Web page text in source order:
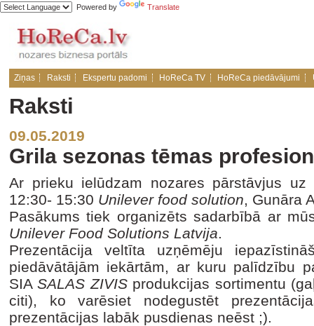
Powered by Translate
Ziņas Raksti Ekspertu padomi HoReCa TV HoReCa piedāvājumi
Raksti
09.05.2019
Grila sezonas tēmas
Ar prieku ielūdzam nozares pārstāvjus
12:30- 15:30 Unilever food solution, Gunāra
Pasākums tiek organizēts sadarbībā ar
Unilever Food Solutions Latvija.
Prezentācija veltīta uzņēmēju
piedāvātājām iekārtām, ar kuru palīdzību
SIASALAS ZIVISprodukcijas sortimentu
citi), ko varēsiet nodegustēt
prezentācijas labāk pusdienas neēst ;).